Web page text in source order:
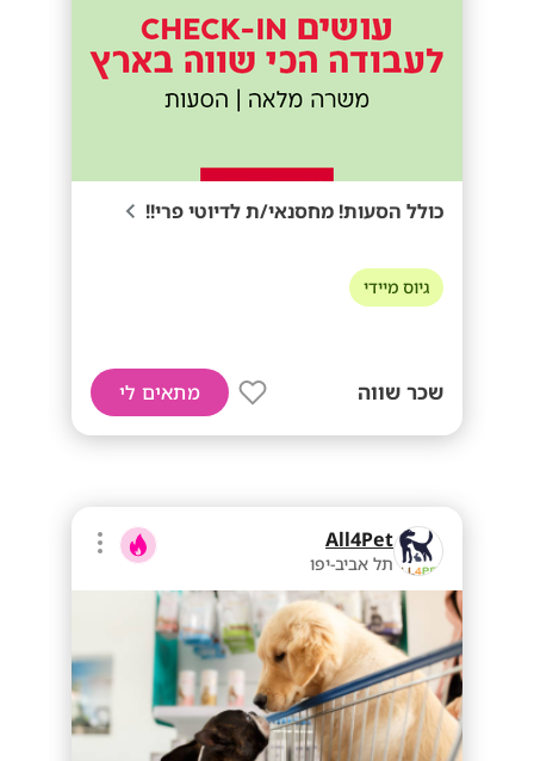
כולל הסעות! מחסנאי/ת לדיוטי פרי!!
גיוס מיידי
שכר שווה מתאים לי
All4Pet
תל אביב-יפו